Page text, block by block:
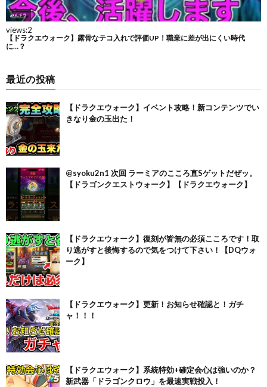
最近の投稿
【ドラクエウォーク】イベント攻略！新コンテンツでい
きなり金の玉出た！
@syoku2n1 次回 ラーミアのこころ直Sゲットだぜッ。
【ドラゴンクエストウォーク】【ドラクエウォーク】
【ドラクエウォーク】復刻が皆無の必須こころです！取
り逃がすと後悔するので気をつけて下さい！【DQウォ
ーク】
【ドラクエウォーク】更新！お知らせ確認と！ガチ
ャ！！！
【ドラクエウォーク】系統特効+確定会心は強いのか？
新武器「ドラゴンクロウ」を最速実戦投入！